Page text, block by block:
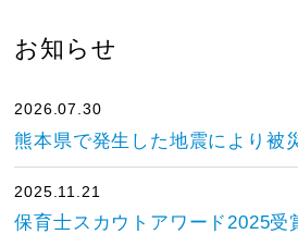
お知らせ
2026.07.30
熊本県で発生した地震により被
2025.11.21
保育士スカウトアワード2025受